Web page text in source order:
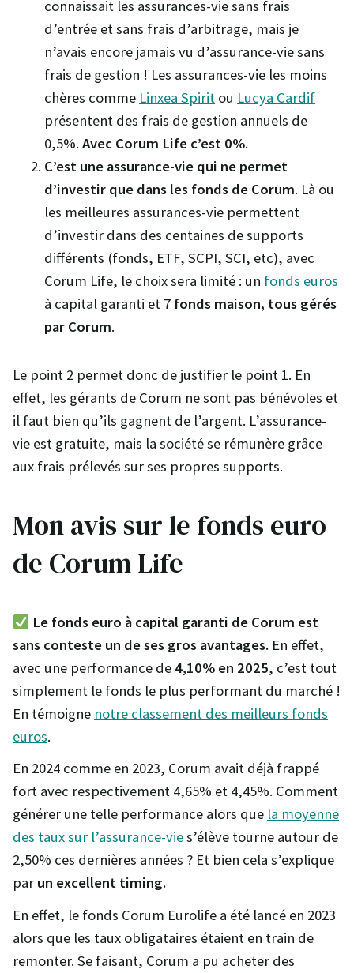
connaissait les assurances-vie sans frais
d’entrée et sans frais d’arbitrage, mais je
n’avais encore jamais vu d’assurance-vie sans
frais de gestion ! Les assurances-vie les moins
chères comme Linxea Spirit ou Lucya Cardif
présentent des frais de gestion annuels de
0,5%. Avec Corum Life c’est 0%.
C’est une assurance-vie qui ne permet
d’investir que dans les fonds de Corum. Là ou
les meilleures assurances-vie permettent
d’investir dans des centaines de supports
différents (fonds, ETF, SCPI, SCI, etc), avec
Corum Life, le choix sera limité : un fonds euros
à capital garanti et 7 fonds maison, tous gérés
par Corum.
Le point 2 permet donc de justifier le point 1. En
effet, les gérants de Corum ne sont pas bénévoles et
il faut bien qu’ils gagnent de l’argent. L’assurance-
vie est gratuite, mais la société se rémunère grâce
aux frais prélevés sur ses propres supports.
Mon avis sur le fonds euro
de Corum Life
Le fonds euro à capital garanti de Corum est
sans conteste un de ses gros avantages. En effet,
avec une performance de 4,10% en 2025, c’est tout
simplement le fonds le plus performant du marché !
En témoigne notre classement des meilleurs fonds
euros.
En 2024 comme en 2023, Corum avait déjà frappé
fort avec respectivement 4,65% et 4,45%. Comment
générer une telle performance alors que la moyenne
des taux sur l’assurance-vies’élève tourne autour de
2,50% ces dernières années ? Et bien cela s’explique
par un excellent timing.
En effet, le fonds Corum Eurolife a été lancé en 2023
alors que les taux obligataires étaient en train de
remonter. Se faisant, Corum a pu acheter des